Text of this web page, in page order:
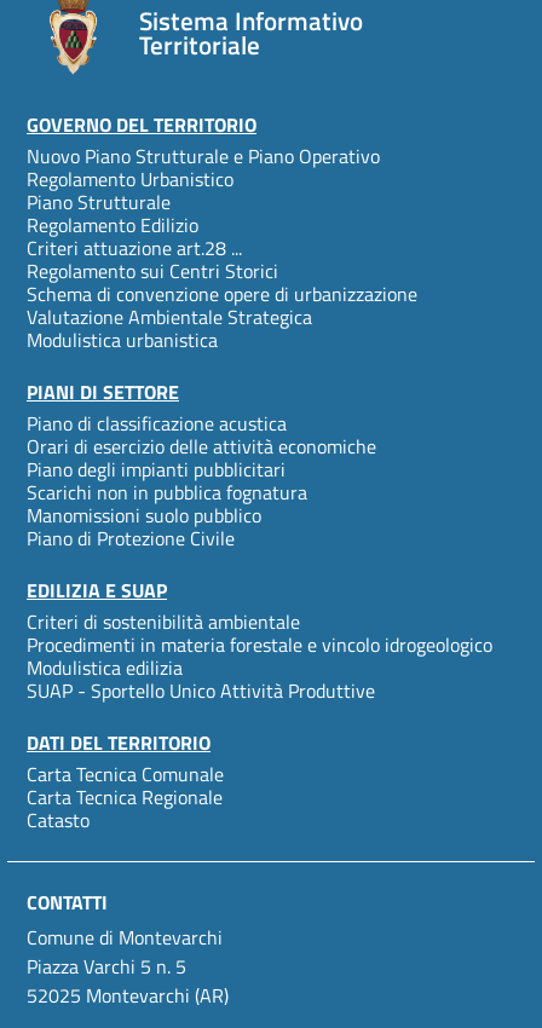
Sistema Informativo
Territoriale
Footer
menu
GOVERNO DEL TERRITORIO
Nuovo Piano Strutturale e Piano Operativo
Regolamento Urbanistico
Piano Strutturale
Regolamento Edilizio
Criteri attuazione art.28 ...
Regolamento sui Centri Storici
Schema di convenzione opere di urbanizzazione
Valutazione Ambientale Strategica
Modulistica urbanistica
PIANI DI SETTORE
Piano di classificazione acustica
Orari di esercizio delle attività economiche
Piano degli impianti pubblicitari
Scarichi non in pubblica fognatura
Manomissioni suolo pubblico
Piano di Protezione Civile
EDILIZIA E SUAP
Criteri di sostenibilità ambientale
Procedimenti in materia forestale e vincolo idrogeologico
Modulistica edilizia
SUAP - Sportello Unico Attività Produttive
DATI DEL TERRITORIO
Carta Tecnica Comunale
Carta Tecnica Regionale
Catasto
CONTATTI
Comune di Montevarchi
Piazza Varchi 5 n. 5
52025 Montevarchi (AR)